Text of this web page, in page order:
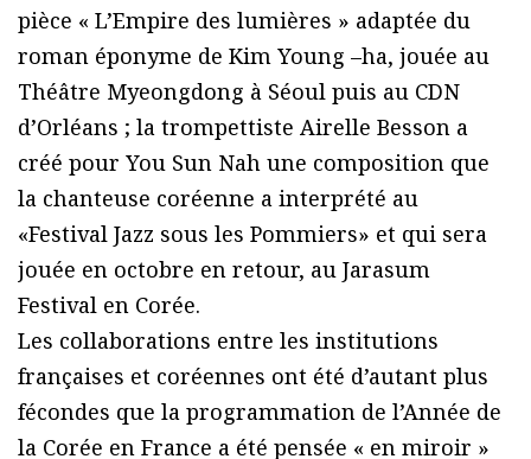
pièce « L’Empire des lumières » adaptée du
roman éponyme de Kim Young –ha, jouée au
Théâtre Myeongdong à Séoul puis au CDN
d’Orléans ; la trompettiste Airelle Besson a
créé pour You Sun Nah une composition que
la chanteuse coréenne a interprété au
«Festival Jazz sous les Pommiers» et qui sera
jouée en octobre en retour, au Jarasum
Festival en Corée.
Les collaborations entre les institutions
françaises et coréennes ont été d’autant plus
fécondes que la programmation de l’Année de
la Corée en France a été pensée « en miroir »